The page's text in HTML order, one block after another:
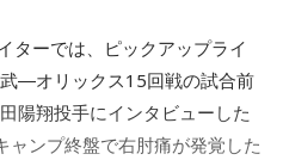
本とブラジルの力関係は間違
。そこで日本サイドが考えな
に油断してもらう、隙を見せ
思っていて。
ターでは、ピックアップライ
―オリックス15回戦の試合前
陽翔投手にインタビューした
ンプ終盤で右肘痛が発覚した